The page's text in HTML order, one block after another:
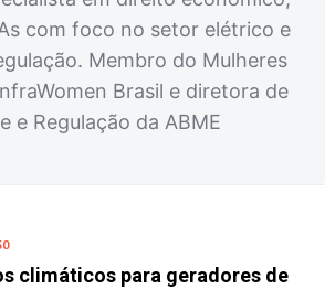
com foco no setor elétrico e
Membro do Mulheres
Brasil e diretora de
e Regulação da ABME
climáticos para geradores de